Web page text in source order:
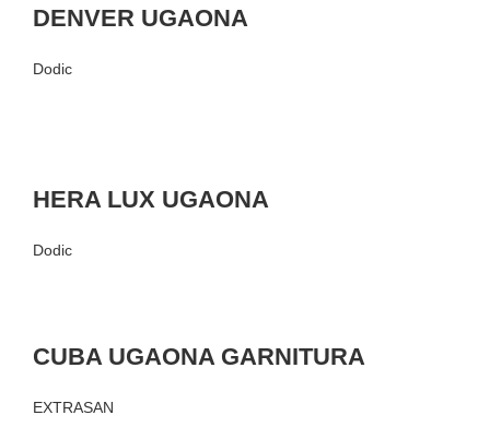
DENVER UGAONA
Dodic
HERA LUX UGAONA
Dodic
CUBA UGAONA GARNITURA
EXTRASAN